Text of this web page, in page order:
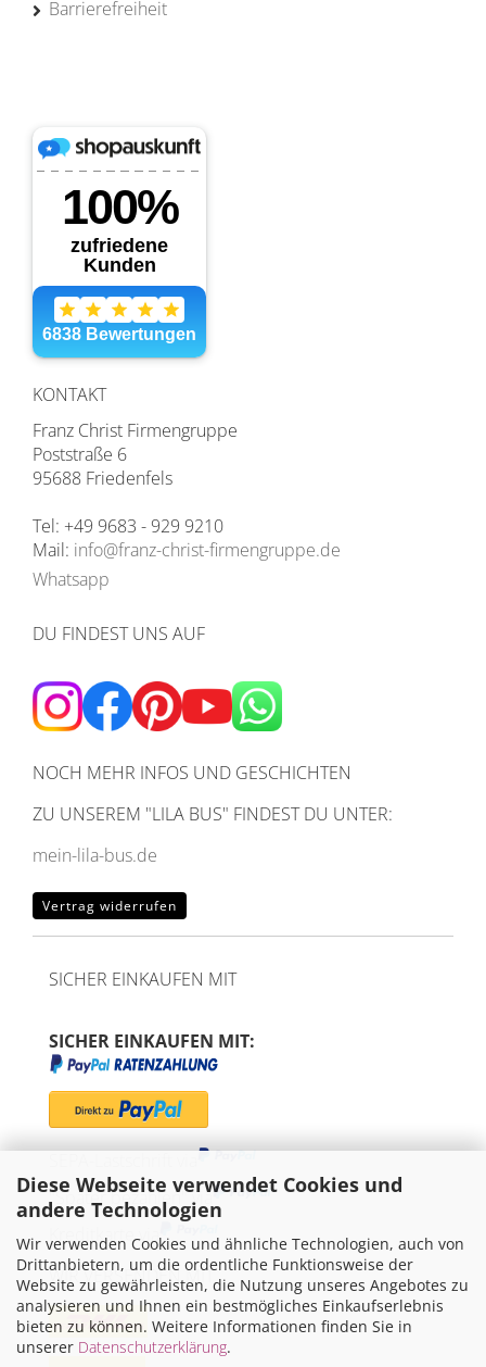
Diese Webseite verwendet Cookies und
andere Technologien
Wir verwenden Cookies und ähnliche Technologien, auch von
Drittanbietern, um die ordentliche Funktionsweise der
Website zu gewährleisten, die Nutzung unseres Angebotes zu
analysieren und Ihnen ein bestmögliches Einkaufserlebnis
bieten zu können. Weitere Informationen finden Sie in
unserer Datenschutzerklärung.
Barrierefreiheit
KONTAKT
Franz Christ Firmengruppe
Poststraße 6
95688 Friedenfels
Tel: +49 9683 - 929 9210
Mail: info@franz-christ-firmengruppe.de
Whatsapp
DU FINDEST UNS AUF
NOCH MEHR INFOS UND GESCHICHTEN
ZU UNSEREM "LILA BUS" FINDEST DU UNTER:
mein-lila-bus.de
Vertrag widerrufen
SICHER EINKAUFEN MIT
SICHER EINKAUFEN MIT:
"Später bezahlen" via
Kreditkarte via
WIR VERSENDEN MIT